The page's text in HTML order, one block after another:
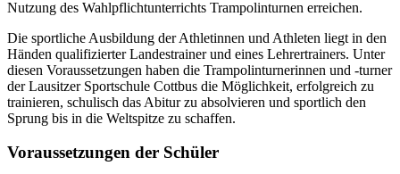
Nutzung des Wahlpflichtunterrichts Trampolinturnen erreichen.
Die sportliche Ausbildung der Athletinnen und Athleten liegt in den
Händen qualifizierter Landestrainer und eines Lehrertrainers. Unter
diesen Voraussetzungen haben die Trampolinturnerinnen und -turner
der Lausitzer Sportschule Cottbus die Möglichkeit, erfolgreich zu
trainieren, schulisch das Abitur zu absolvieren und sportlich den
Sprung bis in die Weltspitze zu schaffen.
Voraussetzungen der Schüler